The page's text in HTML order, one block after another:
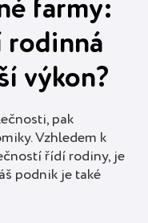
farmy:
rodinná
výkon?
pak
Vzhledem k
řídí rodiny, je
podnik je také